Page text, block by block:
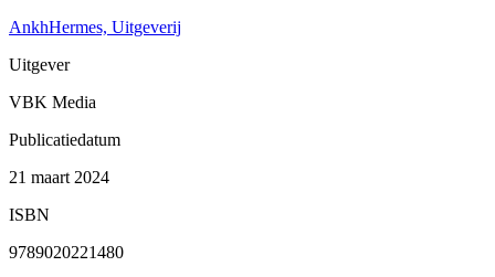
AnkhHermes, Uitgeverij
Uitgever
VBK Media
Publicatiedatum
21 maart 2024
ISBN
9789020221480